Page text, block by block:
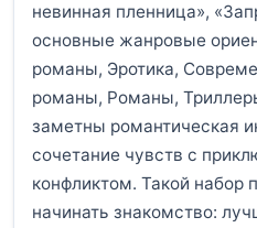
невинная пленница»,
основные жанровые
романы, Эротика,
романы, Романы,
заметны романтическая
сочетание чувств с
конфликтом. Такой набор
начинать знакомство: